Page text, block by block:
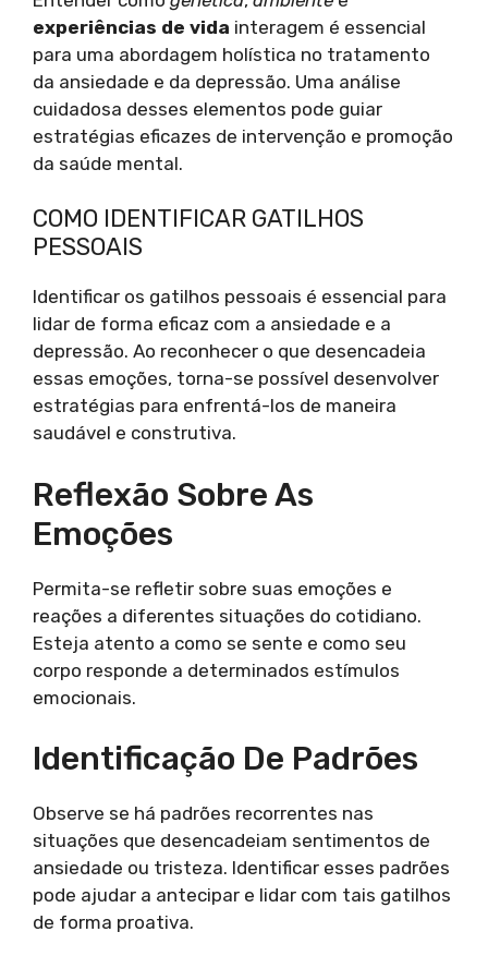
experiências de vida interagem é essencial
para uma abordagem holística no tratamento
da ansiedade e da depressão. Uma análise
cuidadosa desses elementos pode guiar
estratégias eficazes de intervenção e promoção
da saúde mental.
COMO IDENTIFICAR GATILHOS
PESSOAIS
Identificar os gatilhos pessoais é essencial para
lidar de forma eficaz com a ansiedade e a
depressão. Ao reconhecer o que desencadeia
essas emoções, torna-se possível desenvolver
estratégias para enfrentá-los de maneira
saudável e construtiva.
Reflexão Sobre As
Emoções
Permita-se refletir sobre suas emoções e
reações a diferentes situações do cotidiano.
Esteja atento a como se sente e como seu
corpo responde a determinados estímulos
emocionais.
Identificação De Padrões
Observe se há padrões recorrentes nas
situações que desencadeiam sentimentos de
ansiedade ou tristeza. Identificar esses padrões
pode ajudar a antecipar e lidar com tais gatilhos
de forma proativa.